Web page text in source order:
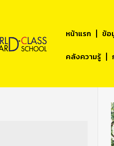
หน้าแรก ข้อ
คลังความรู้